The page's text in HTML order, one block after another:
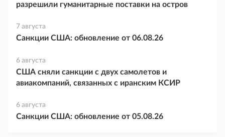
разрешили гуманитарные поставки на остров
7 августа
Санкции США: обновление от 06.08.26
6 августа
США сняли санкции с двух самолетов и
авиакомпаний, связанных с иранским КСИР
6 августа
Санкции США: обновление от 05.08.26